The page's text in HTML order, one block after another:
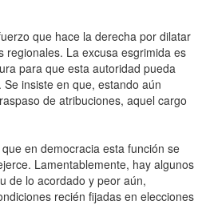
que hace la derecha por dilatar
regionales. La excusa esgrimida es
para que esta autoridad pueda
insiste en que, estando aún
de atribuciones, aquel cargo
en democracia esta función se
Lamentablemente, hay algunos
de lo acordado y peor aún,
recién fijadas en elecciones